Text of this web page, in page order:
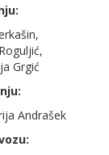
Grgić
Andrašek